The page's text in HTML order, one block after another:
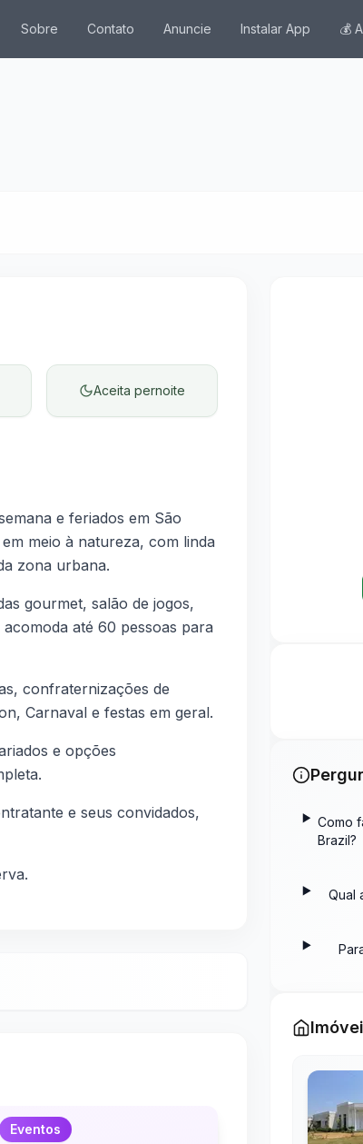
Sobre Contato Anuncie Instalar App 💰
ou Espaço para selecionar uma imagem.
Aceita pernoite
e feriados em São
meio à natureza, com linda
zona urbana.
gourmet, salão de jogos,
até 60 pessoas para
confraternizações de
Carnaval e festas em geral.
e opções
e seus convidados,
Eventos
Como
Brazil?
Qual